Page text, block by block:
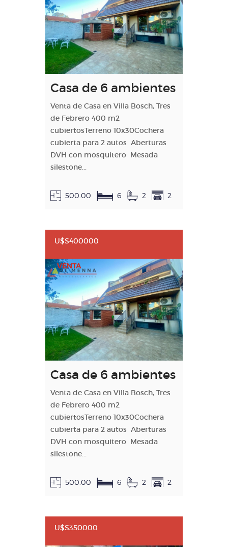
Casa de 6 ambientes
Venta de Casa en Villa Bosch, Tres
de Febrero 400 m2
cubiertosTerreno 10x30Cochera
cubierta para 2 autos Aberturas
DVH con mosquitero Mesada
silestone...
500.00 6 2 2
U$S400000
VENTA
Casa de 6 ambientes
Venta de Casa en Villa Bosch, Tres
de Febrero 400 m2
cubiertosTerreno 10x30Cochera
cubierta para 2 autos Aberturas
DVH con mosquitero Mesada
silestone...
500.00 6 2 2
U$S350000